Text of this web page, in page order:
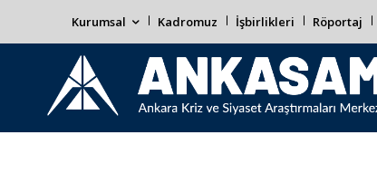
Kurumsal Kadromuz İşbirlikleri Röportaj